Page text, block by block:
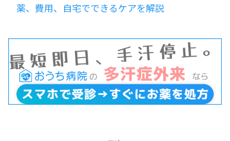
薬、費用、自宅でできるケアを解説